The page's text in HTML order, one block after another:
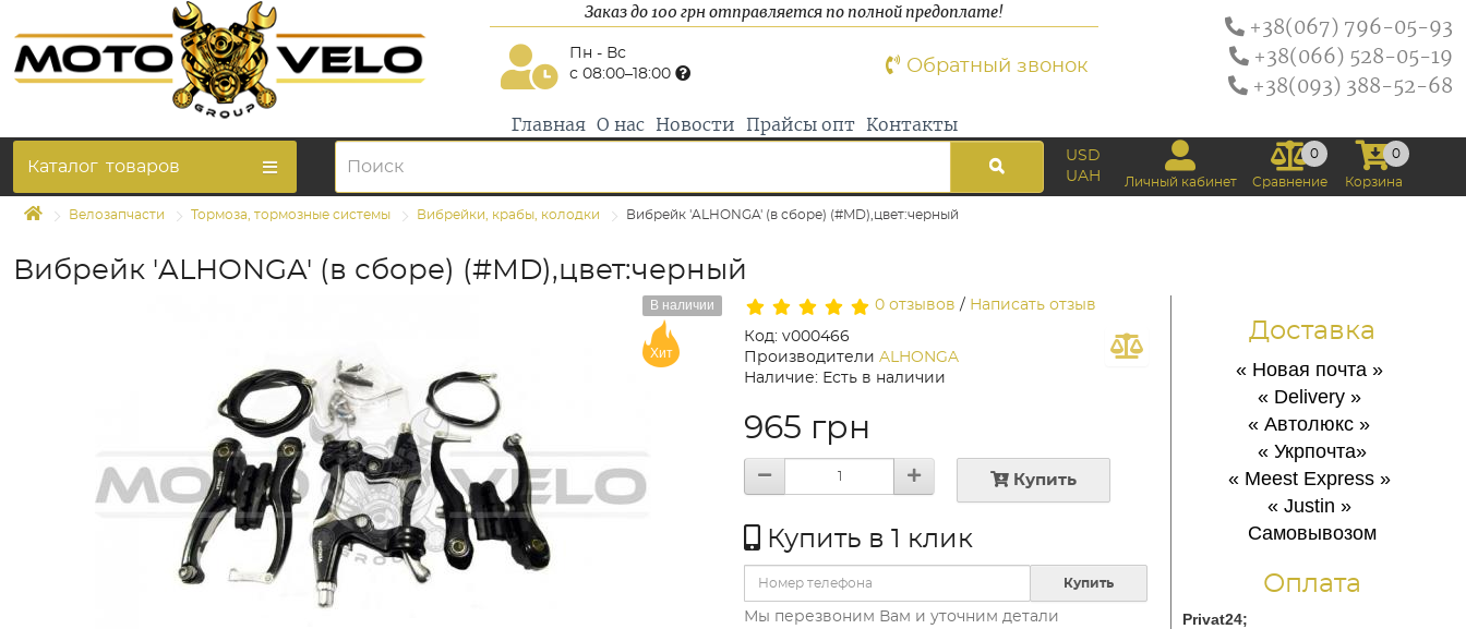
Заказ до 100 грн отправляется по полной предоплате!
Пн - Вс
с 08:00–18:00
Обратный звонок
Главная О нас Новости Прайсы опт Контакты
+38(067) 796-05-93
+38(066) 528-05-19
+38(093) 388-52-68
Каталог товаров
USD
UAH
Личный кабинет
0
Сравнение
0
Корзина
Велозапчасти Тормоза, тормозные системы Вибрейки, крабы, колодки Вибрейк 'ALHONGA' (в сборе) (#MD),цвет:черный
Вибрейк 'ALHONGA' (в сборе) (#MD),цвет:черный
В наличии
Хит
0 отзывов / Написать отзыв
Код: v000466
Производители ALHONGA
Наличие: Есть в наличии
965 грн
Купить
Купить в 1 клик
Купить
Мы перезвоним Вам и уточним детали
Доставка
« Новая почта »
« Delivery »
« Автолюкс»
« Укрпочта»
« Meest Express »
« Justin »
Самовывозом
Оплата
Privat24;